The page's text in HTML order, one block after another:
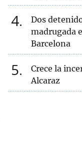
4
Dos
madrugada
Barcelona
5
Crece la
Alcaraz